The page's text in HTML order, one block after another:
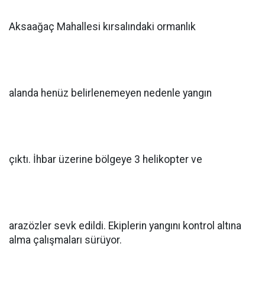
Aksaağaç Mahallesi kırsalındaki ormanlık
alanda henüz belirlenemeyen nedenle yangın
çıktı. İhbar üzerine bölgeye 3 helikopter ve
arazözler sevk edildi. Ekiplerin yangını kontrol altına
alma çalışmaları sürüyor.